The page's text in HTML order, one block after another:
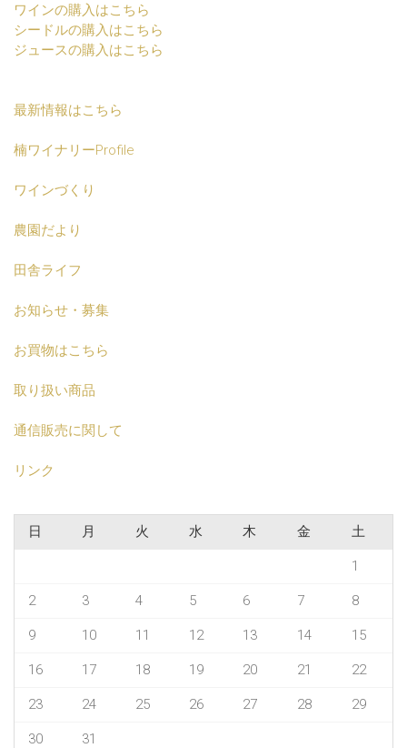
ワインの購入はこちら
シードルの購入はこちら
ジュースの購入はこちら
最新情報はこちら
楠ワイナリーProfile
ワインづくり
農園だより
田舎ライフ
お知らせ・募集
お買物はこちら
取り扱い商品
通信販売に関して
リンク
日 月 火 水 木 金 土
1
2 3 4 5 6 7 8
9 10 11 12 13 14 15
16 17 18 19 20 21 22
23 24 25 26 27 28 29
30 31